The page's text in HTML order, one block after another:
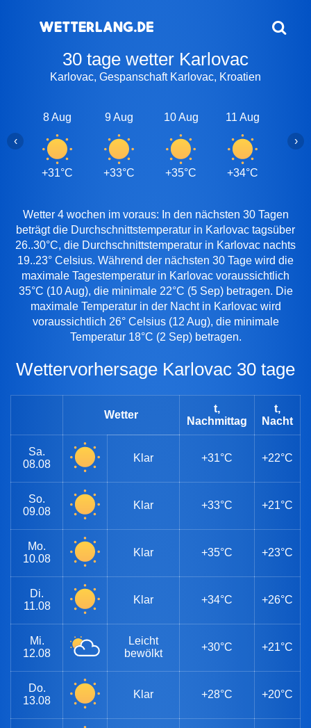
30 tage wetter Karlovac
Karlovac, Gespanschaft Karlovac, Kroatien
8 Aug
+31°C
9 Aug
+33°C
10 Aug
+35°C
11 Aug
+34°C
‹ ›
Wetter 4 wochen im voraus: In den nächsten 30 Tagen
beträgt die Durchschnittstemperatur in Karlovac tagsüber
26..30°C, die Durchschnittstemperatur in Karlovac nachts
19..23° Celsius. Während der nächsten 30 Tage wird die
maximale Tagestemperatur in Karlovac voraussichtlich
35°C (10 Aug), die minimale 22°C (5 Sep) betragen. Die
maximale Temperatur in der Nacht in Karlovac wird
voraussichtlich 26° Celsius (12 Aug), die minimale
Temperatur 18°C (2 Sep) betragen.
Wettervorhersage Karlovac 30 tage
Wetter
t,
Nachmittag
t,
Nacht
Sa.
08.08
Klar +31°C +22°C
So.
09.08
Klar +33°C +21°C
Mo.
10.08
Klar +35°C +23°C
Di.
11.08
Klar +34°C +26°C
Mi.
12.08
Leicht
bewölkt
+30°C +21°C
Do.
13.08
Klar +28°C +20°C